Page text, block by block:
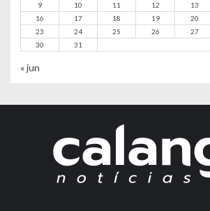
9
10 11 12 13
16
17 18 19 20
23
24 25 26 27
30
31
« jun